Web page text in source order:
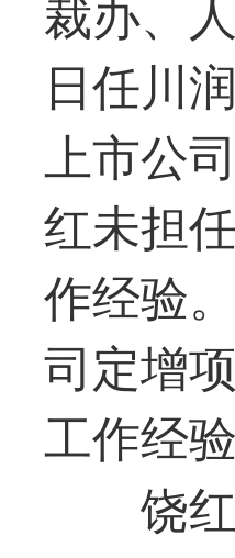
日任川
上市公
红未担
作经验
司定增
工作经验
饶